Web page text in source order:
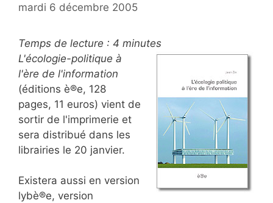
mardi 6 décembre 2005
Temps de lecture : 4 minutes
L'écologie-politique à
l'ère de l'information
(éditions è®e, 128
pages, 11 euros) vient de
sortir de l'imprimerie et
sera distribué dans les
librairies le 20 janvier.
Existera aussi en version
lybè®e, version